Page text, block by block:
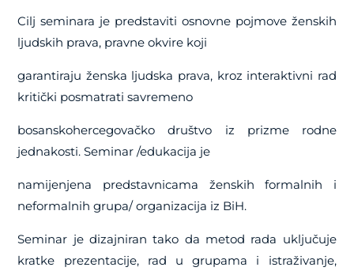
Cilj seminara je predstaviti osnovne pojmove ženskih
ljudskih prava, pravne okvire koji
garantiraju ženska ljudska prava, kroz interaktivni rad
kritički posmatrati savremeno
bosanskohercegovačko društvo iz prizme rodne
jednakosti. Seminar /edukacija je
namijenjena predstavnicama ženskih formalnih i
neformalnih grupa/ organizacija iz BiH.
Seminar je dizajniran tako da metod rada uključuje
kratke prezentacije, rad u grupama i istraživanje,